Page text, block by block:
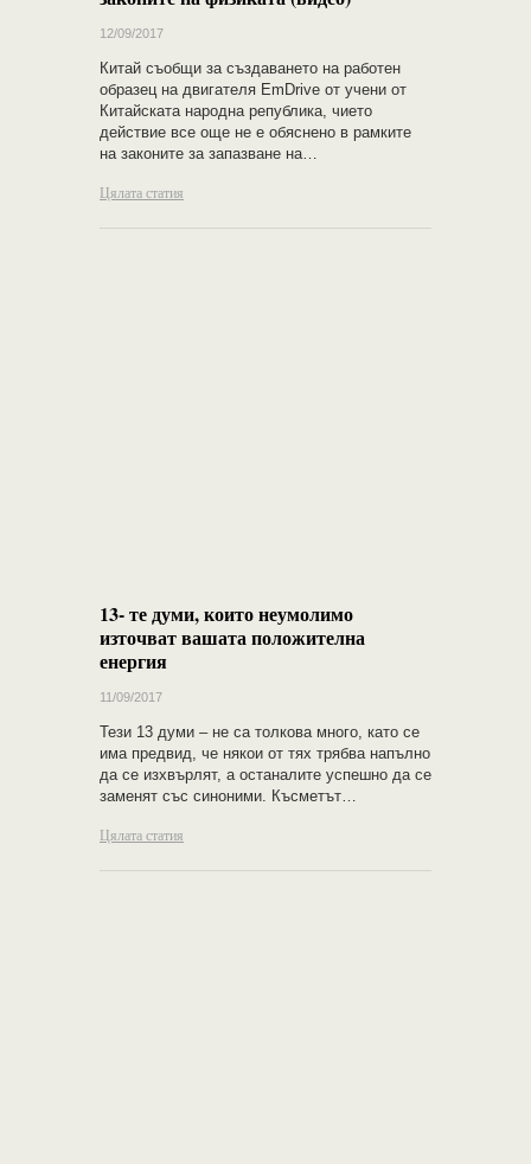
12/09/2017
Китай съобщи за създаването на работен
образец на двигателя EmDrive от учени от
Китайската народна република, чието
действие все още не е обяснено в рамките
на законите за запазване на…
Цялата статия
13- те думи, които неумолимо
източват вашата положителна
енергия
11/09/2017
Тези 13 думи – не са толкова много, като се
има предвид, че някои от тях трябва напълно
да се изхвърлят, а останалите успешно да се
заменят със синоними. Късметът…
Цялата статия